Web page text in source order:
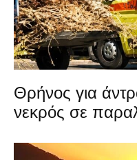
Θρήνος για
νεκρός σε